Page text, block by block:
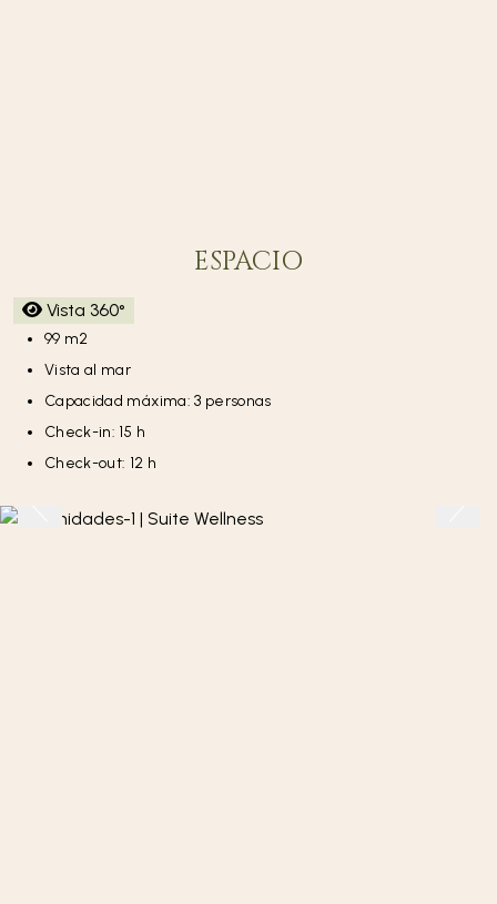
ESPACIO
Vista 360°
99 m2
Vista al mar
Capacidad máxima: 3 personas
Check-in: 15 h
Check-out: 12 h